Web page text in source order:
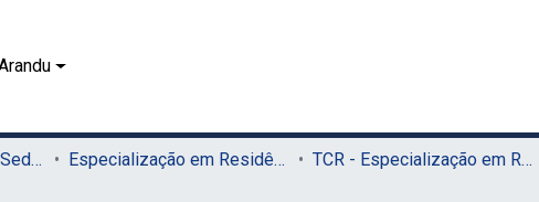
01.2 - Especialização (Sede) Especialização em Residência Veterinária (Sede)
TCR - Especialização em Residência Veterinária (Sede)